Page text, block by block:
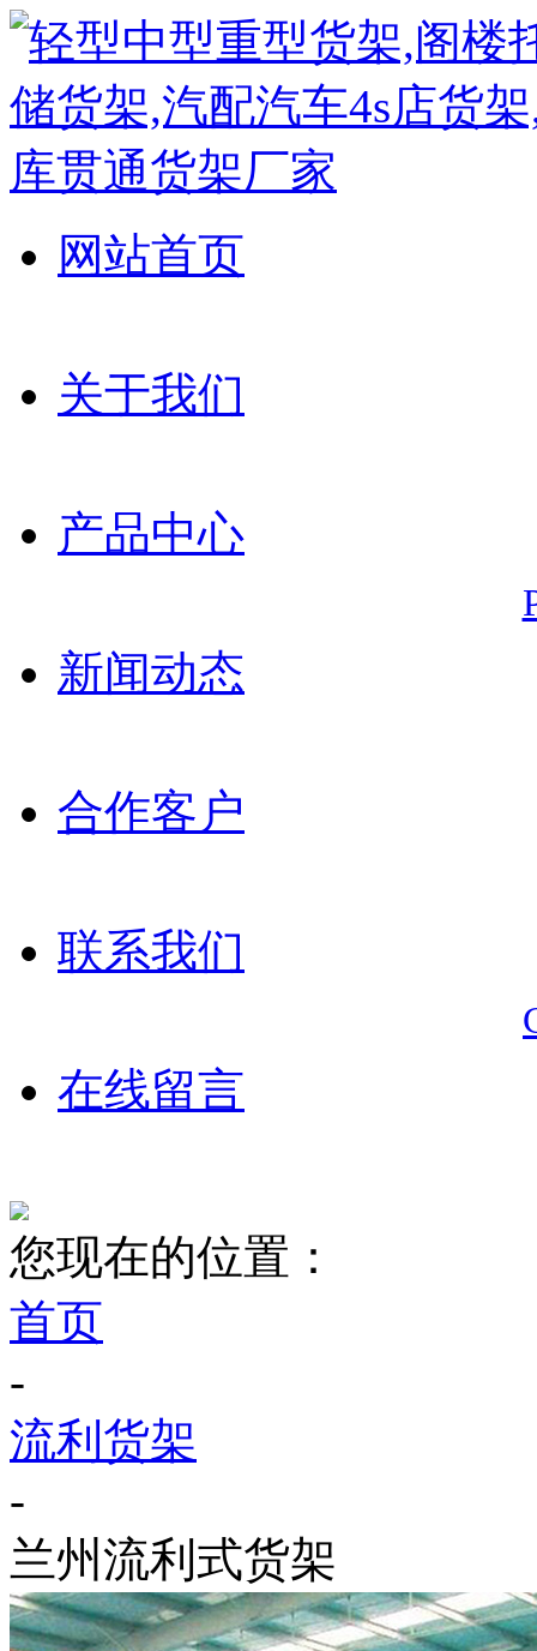
网站首页
关于我们
产品中心
新闻动态
合作客户
联系我们
在线留言
您现在的位置：
首页
-
流利货架
-
兰州流利式货架